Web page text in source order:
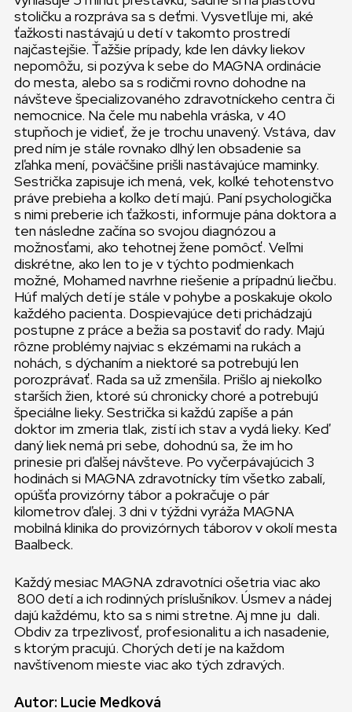
stoličku a rozpráva sa s deťmi. Vysvetľuje mi, aké
ťažkosti nastávajú u detí v takomto prostredí
najčastejšie. Ťažšie prípady, kde len dávky liekov
nepomôžu, si pozýva k sebe do MAGNA ordinácie
do mesta, alebo sa s rodičmi rovno dohodne na
návšteve špecializovaného zdravotníckeho centra či
nemocnice. Na čele mu nabehla vráska, v 40
stupňoch je vidieť, že je trochu unavený. Vstáva, dav
pred ním je stále rovnako dlhý len obsadenie sa
zľahka mení, poväčšine prišli nastávajúce maminky.
Sestrička zapisuje ich mená, vek, koľké tehotenstvo
práve prebieha a koľko detí majú. Paní psychologička
s nimi preberie ich ťažkosti, informuje pána doktora a
ten následne začína so svojou diagnózou a
možnosťami, ako tehotnej žene pomôcť. Veľmi
diskrétne, ako len to je v týchto podmienkach
možné, Mohamed navrhne riešenie a prípadnú liečbu.
Húf malých detí je stále v pohybe a poskakuje okolo
každého pacienta. Dospievajúce deti prichádzajú
postupne z práce a bežia sa postaviť do rady. Majú
rôzne problémy najviac s ekzémami na rukách a
nohách, s dýchaním a niektoré sa potrebujú len
porozprávať. Rada sa už zmenšila. Prišlo aj niekoľko
starších žien, ktoré sú chronicky choré a potrebujú
špeciálne lieky. Sestrička si každú zapíše a pán
doktor im zmeria tlak, zistí ich stav a vydá lieky. Keď
daný liek nemá pri sebe, dohodnú sa, že im ho
prinesie pri ďalšej návšteve. Po vyčerpávajúcich 3
hodinách si MAGNA zdravotnícky tím všetko zabalí,
opúšťa provizórny tábor a pokračuje o pár
kilometrov ďalej. 3 dni v týždni vyráža MAGNA
mobilná klinika do provizórnych táborov v okolí mesta
Baalbeck.
Každý mesiac MAGNA zdravotníci ošetria viac ako
800 detí a ich rodinných príslušníkov. Úsmev a nádej
dajú každému, kto sa s nimi stretne. Aj mne ju dali.
Obdiv za trpezlivosť, profesionalitu a ich nasadenie,
s ktorým pracujú. Chorých detí je na každom
navštívenom mieste viac ako tých zdravých.
Autor: Lucie Medková